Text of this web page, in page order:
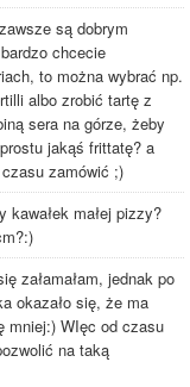
są dobrym
chcecie
to można wybrać np.
albo zrobić tartę z
sera na górze, żeby
jakąś frittatę? a
zamówić ;)
małej pizzy?
załamałam, jednak po
okazało się, że ma
mniej:) WIęc od czasu
na taką